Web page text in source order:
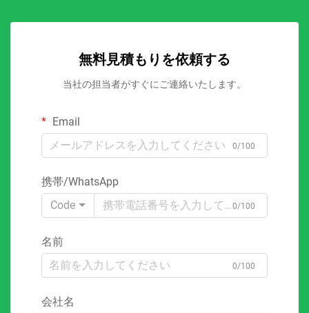
無料見積もりを依頼する
当社の担当者がすぐにご連絡いたします。
Email
0/100
携帯/WhatsApp
Code
0/100
名前
0/100
会社名